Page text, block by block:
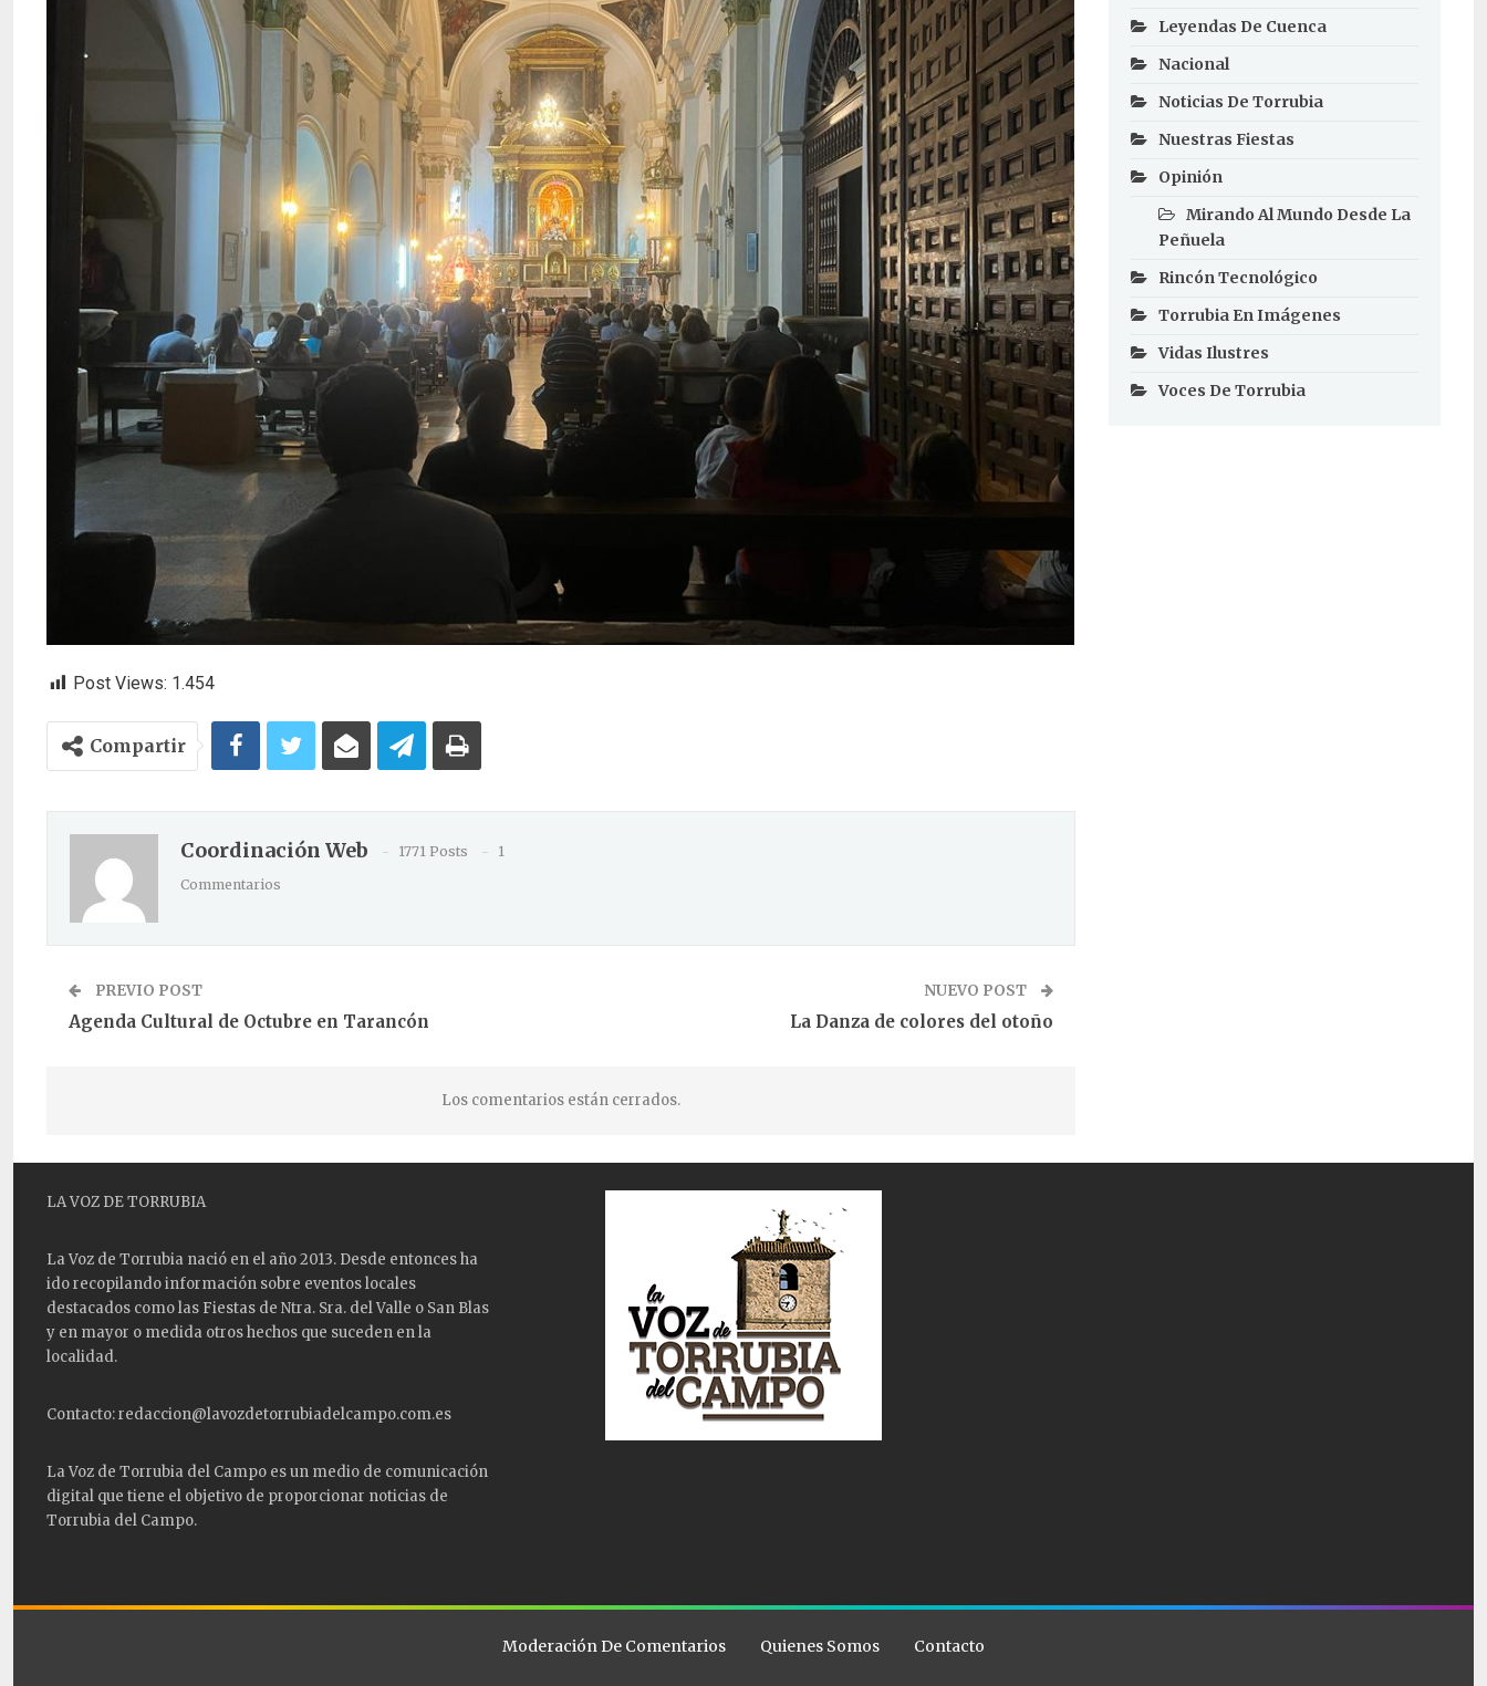
Post Views: 1.454
Compartir
Coordinación Web 1771 Posts
1
Commentarios
PREVIO POST
Agenda Cultural de Octubre en Tarancón
NUEVO POST
La Danza de colores del otoño
Los comentarios están cerrados.
Leyendas De Cuenca
Nacional
Noticias De Torrubia
Nuestras Fiestas
Opinión
Mirando Al Mundo Desde La
Peñuela
Rincón Tecnológico
Torrubia En Imágenes
Vidas Ilustres
Voces De Torrubia
LA VOZ DE TORRUBIA
La Voz de Torrubia nació en el año 2013. Desde entonces ha
ido recopilando información sobre eventos locales
destacados como las Fiestas de Ntra. Sra. del Valle o San Blas
y en mayor o medida otros hechos que suceden en la
localidad.
Contacto: redaccion@lavozdetorrubiadelcampo.com.es
La Voz de Torrubia del Campo es un medio de comunicación
digital que tiene el objetivo de proporcionar noticias de
Torrubia del Campo.
Moderación De Comentarios Quienes Somos Contacto